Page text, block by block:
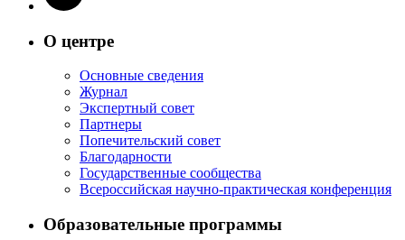
О центре
Основные сведения
Журнал
Экспертный совет
Партнеры
Попечительский совет
Благодарности
Государственные сообщества
Всероссийская научно-практическая конференция
Образовательные программы